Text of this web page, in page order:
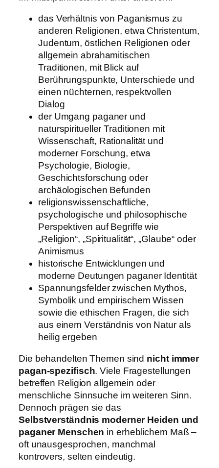
das Verhältnis von Paganismus zu
anderen Religionen, etwa Christentum,
Judentum, östlichen Religionen oder
allgemein abrahamitischen
Traditionen, mit Blick auf
Berührungspunkte, Unterschiede und
einen nüchternen, respektvollen
Dialog
der Umgang paganer und
naturspiritueller Traditionen mit
Wissenschaft, Rationalität und
moderner Forschung, etwa
Psychologie, Biologie,
Geschichtsforschung oder
archäologischen Befunden
religionswissenschaftliche,
psychologische und philosophische
Perspektiven auf Begriffe wie
„Religion“, „Spiritualität“, „Glaube“ oder
Animismus
historische Entwicklungen und
moderne Deutungen paganer Identität
Spannungsfelder zwischen Mythos,
Symbolik und empirischem Wissen
sowie die ethischen Fragen, die sich
aus einem Verständnis von Natur als
heilig ergeben
Die behandelten Themen sind nicht immer
pagan-spezifisch. Viele Fragestellungen
betreffen Religion allgemein oder
menschliche Sinnsuche im weiteren Sinn.
Dennoch prägen sie das
Selbstverständnis moderner Heiden und
paganer Menschen in erheblichem Maß –
oft unausgesprochen, manchmal
kontrovers, selten eindeutig.